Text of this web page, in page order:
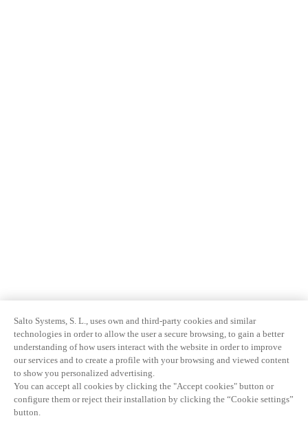
Salto Systems, S. L., uses own and third-party cookies and similar
technologies in order to allow the user a secure browsing, to gain a better
understanding of how users interact with the website in order to improve
our services and to create a profile with your browsing and viewed content
to show you personalized advertising.
You can accept all cookies by clicking the "Accept cookies" button or
configure them or reject their installation by clicking the “Cookie settings”
button.